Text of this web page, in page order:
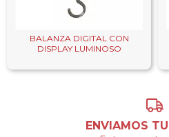
BALANZA DIGITAL CON
DISPLAY LUMINOSO
ENVIAMOS